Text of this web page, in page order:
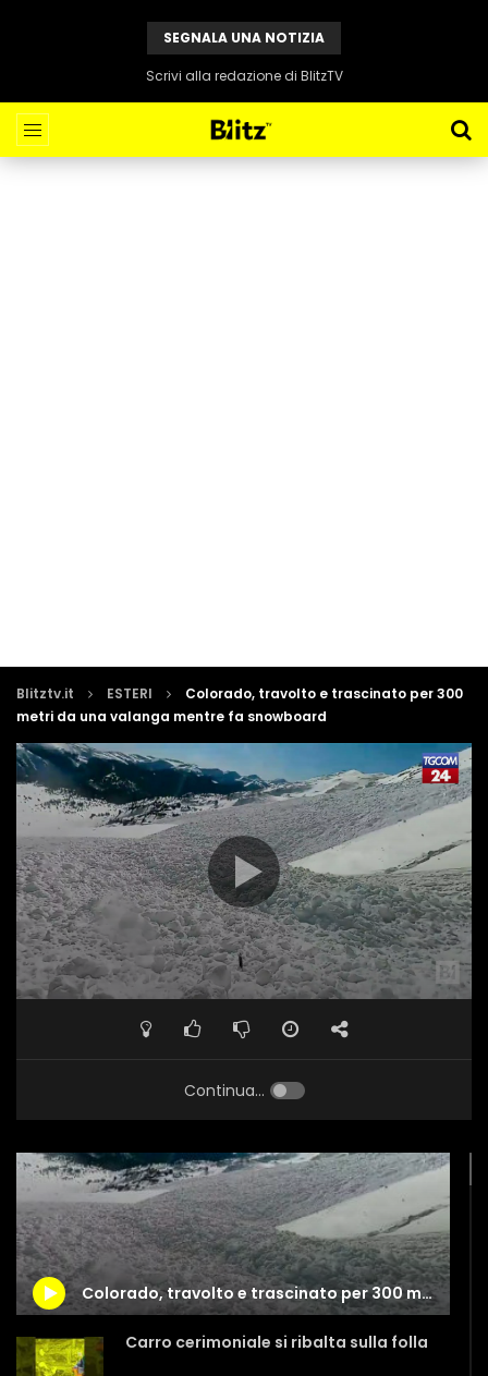
SEGNALA UNA NOTIZIA
Scrivi alla redazione di BlitzTV
Blitztv.it ESTERI
Colorado, travolto e trascinato per 300
metri da una valanga mentre fa snowboard
Continua...
Colorado, travolto e trascinato per 300 metri da una valanga mentre fa snowboard
Carro cerimoniale si ribalta sulla folla